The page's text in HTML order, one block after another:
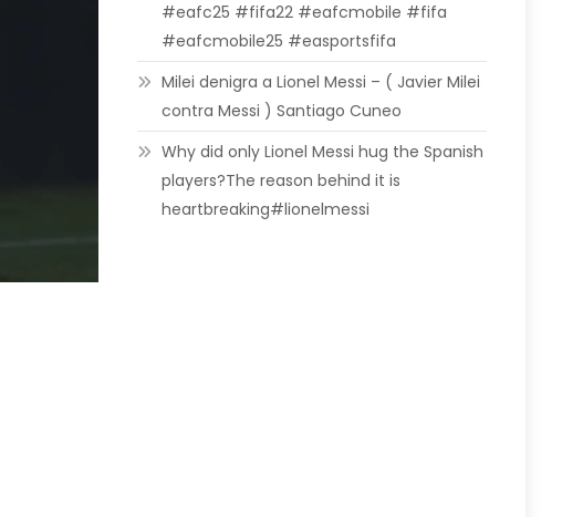
#eafc25 #fifa22 #eafcmobile #fifa
#eafcmobile25 #easportsfifa
Milei denigra a Lionel Messi – ( Javier Milei
contra Messi ) Santiago Cuneo
Why did only Lionel Messi hug the Spanish
players?The reason behind it is
heartbreaking#lionelmessi